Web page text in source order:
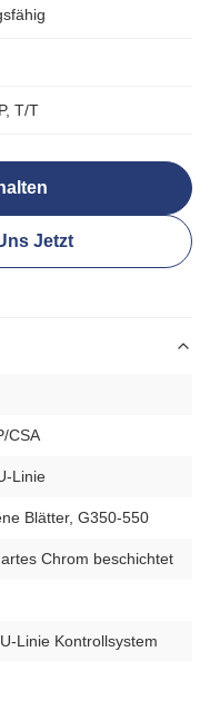
T/T
Jetzt
CSA
Linie
Blätter, G350-550
Chrom beschichtet
Linie Kontrollsystem